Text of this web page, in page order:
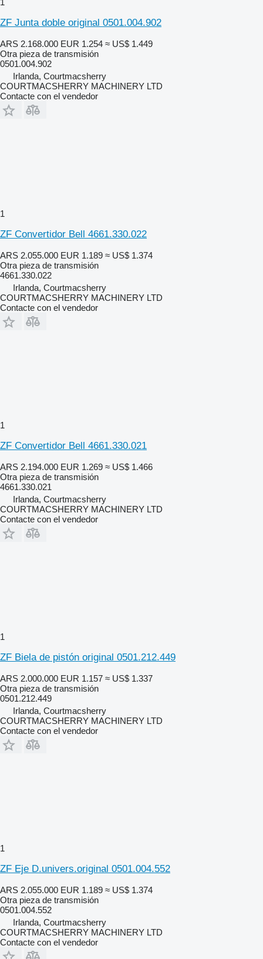
ZF Junta doble original 0501.004.902
ARS 2.168.000 EUR 1.254 ≈ US$ 1.449
Otra pieza de transmisión
0501.004.902
Irlanda, Courtmacsherry
COURTMACSHERRY MACHINERY LTD
Contacte con el vendedor
1
ZF Convertidor Bell 4661.330.022
ARS 2.055.000 EUR 1.189 ≈ US$ 1.374
Otra pieza de transmisión
4661.330.022
Irlanda, Courtmacsherry
COURTMACSHERRY MACHINERY LTD
Contacte con el vendedor
1
ZF Convertidor Bell 4661.330.021
ARS 2.194.000 EUR 1.269 ≈ US$ 1.466
Otra pieza de transmisión
4661.330.021
Irlanda, Courtmacsherry
COURTMACSHERRY MACHINERY LTD
Contacte con el vendedor
1
ZF Biela de pistón original 0501.212.449
ARS 2.000.000 EUR 1.157 ≈ US$ 1.337
Otra pieza de transmisión
0501.212.449
Irlanda, Courtmacsherry
COURTMACSHERRY MACHINERY LTD
Contacte con el vendedor
1
ZF Eje D.univers.original 0501.004.552
ARS 2.055.000 EUR 1.189 ≈ US$ 1.374
Otra pieza de transmisión
0501.004.552
Irlanda, Courtmacsherry
COURTMACSHERRY MACHINERY LTD
Contacte con el vendedor